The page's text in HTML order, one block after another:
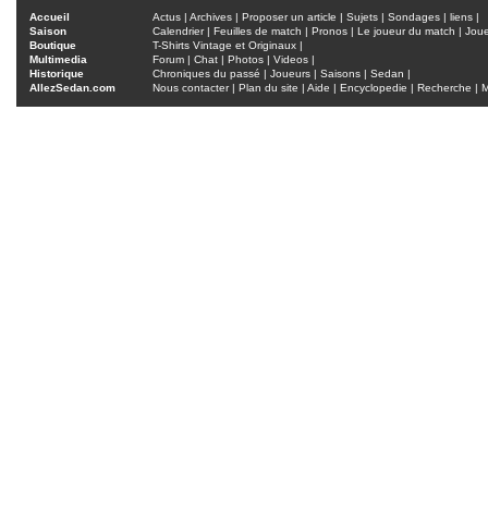
Accueil Actus | Archives | Proposer un article | Sujets | Sondages | liens |
Saison
Calendrier| Feuilles de match | Pronos | Le joueur du match |
Boutique
T-Shirts Vintage et Originaux |
Multimedia
Forum | Chat | Photos | Videos |
Historique
Chroniques du passé | Joueurs | Saisons | Sedan |
AllezSedan.com
Nous contacter| Plan du site | Aide | Encyclopedie | Recherche |